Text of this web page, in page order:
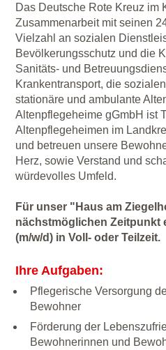
Das Deutsche Rote Kreuz im
Zusammenarbeit mit seinen
Vielzahl an sozialen
Bevölkerungsschutz und die
Sanitäts- und
Krankentransport, die
stationäre und ambulante
Altenpflegeheime gGmbH ist
Altenpflegeheimen im
und betreuen unsere
Herz, sowie Verstand und
würdevolles Umfeld.
Für unser "Haus am
nächstmöglichen Zeitpunkt
(m/w/d) in Voll- oder Teilzeit.
Ihre Aufgaben:
Pflegerische Versorgung
Bewohner
Förderung der
Bewohnerinnen und